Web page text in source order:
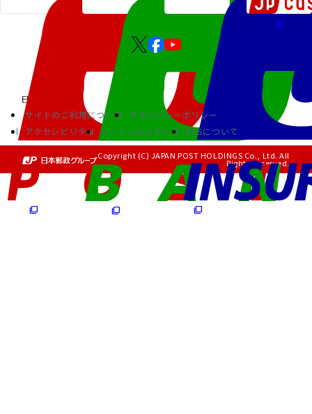
サイトのご利用について
プライバシーポリシー
アクセシビリティ
ソーシャルメディア RSSについて
Copyright (C) JAPAN POST HOLDINGS Co., Ltd. All
Rights Reserved.